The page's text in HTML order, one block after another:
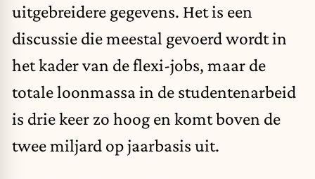
uitgebreidere gegevens. Het is een
discussie die meestal gevoerd wordt in
het kader van deflexi-jobs, maar de
totale loonmassa in de studentenarbeid
is drie keer zo hoog en komt boven de
twee miljard op jaarbasis uit.